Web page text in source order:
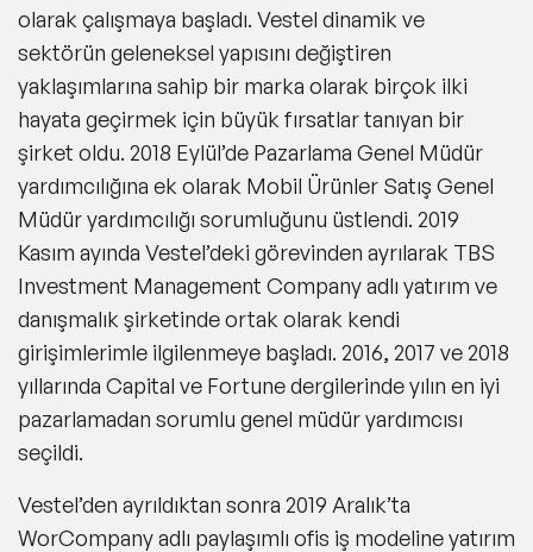
olarak çalışmaya başladı. Vestel dinamik ve
sektörün geleneksel yapısını değiştiren
yaklaşımlarına sahip bir marka olarak birçok ilki
hayata geçirmek için büyük fırsatlar tanıyan bir
şirket oldu. 2018 Eylül’de Pazarlama Genel Müdür
yardımcılığına ek olarak Mobil Ürünler Satış Genel
Müdür yardımcılığı sorumluğunu üstlendi. 2019
Kasım ayında Vestel’deki görevinden ayrılarak TBS
Investment Management Company adlı yatırım ve
danışmalık şirketinde ortak olarak kendi
girişimlerimle ilgilenmeye başladı. 2016, 2017 ve 2018
yıllarında Capital ve Fortune dergilerinde yılın en iyi
pazarlamadan sorumlu genel müdür yardımcısı
seçildi.
Vestel’den ayrıldıktan sonra 2019 Aralık’ta
WorCompany adlı paylaşımlı ofis iş modeline yatırım